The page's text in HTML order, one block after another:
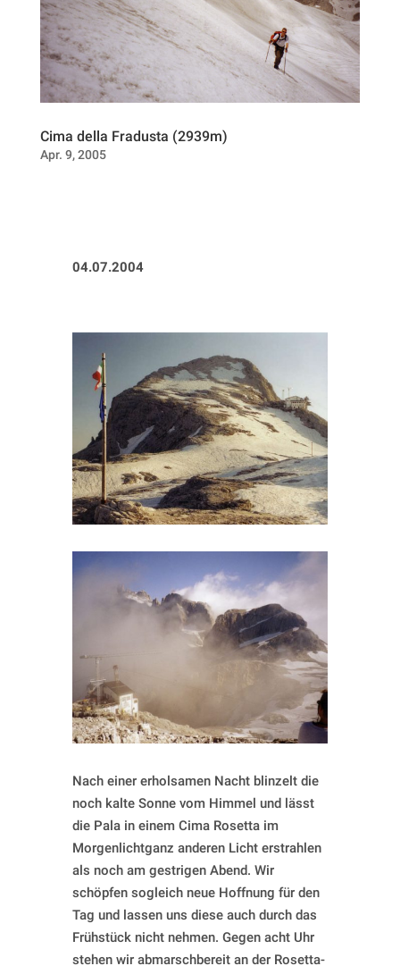
Cima della Fradusta (2939m)
Apr. 9, 2005
04.07.2004
Nach einer erholsamen Nacht blinzelt die
noch kalte Sonne vom Himmel und lässt
die Pala in einem Cima Rosetta im
Morgenlichtganz anderen Licht erstrahlen
als noch am gestrigen Abend. Wir
schöpfen sogleich neue Hoffnung für den
Tag und lassen uns diese auch durch das
Frühstück nicht nehmen. Gegen acht Uhr
stehen wir abmarschbereit an der Rosetta-